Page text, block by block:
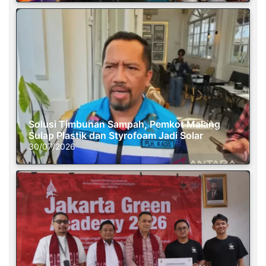
Solusi Timbunan Sampah, Pemkot Malang
Sulap Plastik dan Styrofoam Jadi Solar
30/07/2026